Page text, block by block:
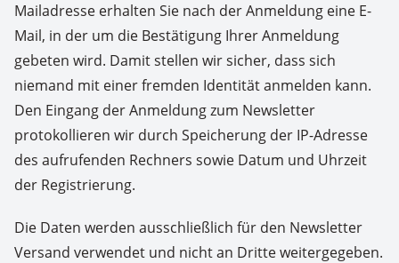
Mailadresse erhalten Sie nach der Anmeldung eine E-
Mail, in der um die Bestätigung Ihrer Anmeldung
gebeten wird. Damit stellen wir sicher, dass sich
niemand mit einer fremden Identität anmelden kann.
Den Eingang der Anmeldung zum Newsletter
protokollieren wir durch Speicherung der IP-Adresse
des aufrufenden Rechners sowie Datum und Uhrzeit
der Registrierung.
Die Daten werden ausschließlich für den Newsletter
Versand verwendet und nicht an Dritte weitergegeben.